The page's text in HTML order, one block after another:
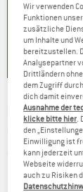
)
DMM -
(0)
Wir verwenden
Funktionen
zusätzliche
um Inhalte und
bereitzustellen.
Analysepartner
Drittländern
dem Zugriff
dich damit
Ausnahme der
klicke bitte hier
den
Einwilligung ist
kann jederzeit
Webseite
auch zu Risiken